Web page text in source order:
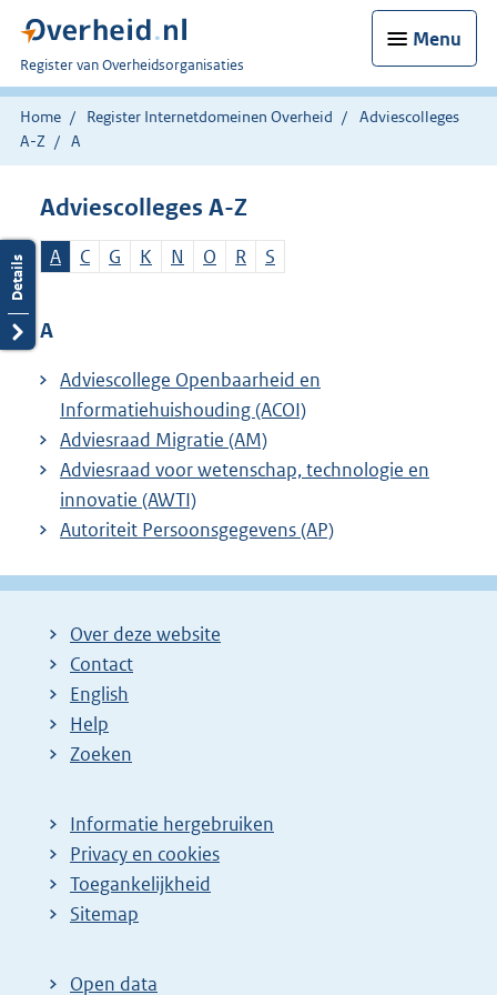
Menu
U
bent
nu
hier:
Register van Overheidsorganisaties
Home Register Internetdomeinen Overheid
Adviescolleges
A-Z
A
Adviescolleges A-Z
A C G K N O R S
A
Adviescollege Openbaarheid en
Informatiehuishouding (ACOI)
Adviesraad Migratie (AM)
Adviesraad voor wetenschap, technologie en
innovatie (AWTI)
Autoriteit Persoonsgegevens (AP)
Over deze website
Contact
English
Help
Zoeken
Informatie hergebruiken
Privacy en cookies
Toegankelijkheid
Sitemap
Open data